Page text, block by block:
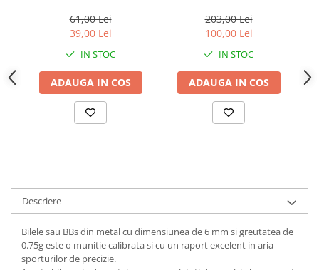
61,00 Lei
39,00 Lei
IN STOC
ADAUGA IN COS
0.75g, argintiu
203,00 Lei
100,00 Lei
IN STOC
ADAUGA IN COS
Descriere
Bilele sau BBs din metal cu dimensiunea de 6 mm si greutatea de
0.75g este o munitie calibrata si cu un raport excelent in aria
sporturilor de precizie.